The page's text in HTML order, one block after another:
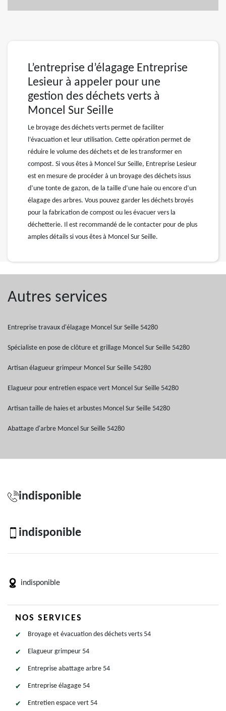
L’entreprise d’élagage Entreprise
Lesieur à appeler pour une
gestion des déchets verts à
Moncel Sur Seille
Le broyage des déchets verts permet de faciliter
l’évacuation et leur utilisation. Cette opération permet de
réduire le volume des déchets et de les transformer en
compost. Si vous êtes à Moncel Sur Seille, Entreprise Lesieur
est en mesure de procéder à un broyage des déchets issus
d’une tonte de gazon, de la taille d’une haie ou encore d’un
élagage des arbres. Vous pouvez garder les déchets broyés
pour la fabrication de compost ou les évacuer vers la
déchetterie. Il est recommandé de le contacter pour de plus
amples détails si vous êtes à Moncel Sur Seille.
Autres services
Entreprise travaux d'élagage Moncel Sur Seille 54280
Spécialiste en pose de clôture et grillage Moncel Sur Seille 54280
Artisan élagueur grimpeur Moncel Sur Seille 54280
Elagueur pour entretien espace vert Moncel Sur Seille 54280
Artisan taille de haies et arbustes Moncel Sur Seille 54280
Abattage d'arbre Moncel Sur Seille 54280
indisponible
indisponible
indisponible
NOS SERVICES
Broyage et évacuation des déchets verts 54
Elagueur grimpeur 54
Entreprise abattage arbre 54
Entreprise élagage 54
Entretien espace vert 54